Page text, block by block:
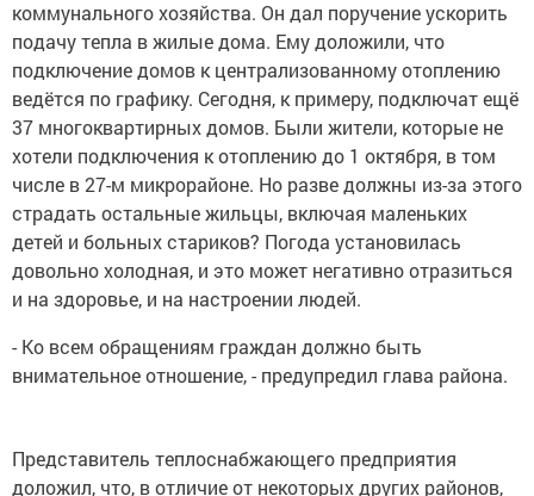
коммунального хозяйства. Он дал поручение ускорить
подачу тепла в жилые дома. Ему доложили, что
подключение домов к централизованному отоплению
ведётся по графику. Сегодня, к примеру, подключат ещё
37 многоквартирных домов. Были жители, которые не
хотели подключения к отоплению до 1 октября, в том
числе в 27-м микрорайоне. Но разве должны из-за этого
страдать остальные жильцы, включая маленьких
детей и больных стариков? Погода установилась
довольно холодная, и это может негативно отразиться
и на здоровье, и на настроении людей.
- Ко всем обращениям граждан должно быть
внимательное отношение, - предупредил глава района.
Представитель теплоснабжающего предприятия
доложил, что, в отличие от некоторых других районов,